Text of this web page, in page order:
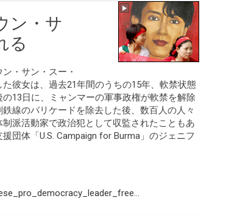
ン・サ
る
・サン・スー・
彼女は、過去21年間のうちの15年、軟禁状態
13日に、ミャンマーの軍事政権が軟禁を解除
線のバリケードを除去した後、数百人の人々
派活動家で政治犯として収監されたこともあ
団体「U.S. Campaign for Burma」のジェニフ